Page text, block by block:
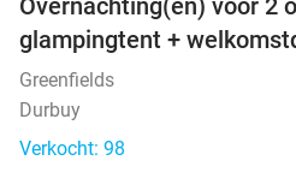
glampingtent +
Greenfields
Durbuy
Verkocht: 98